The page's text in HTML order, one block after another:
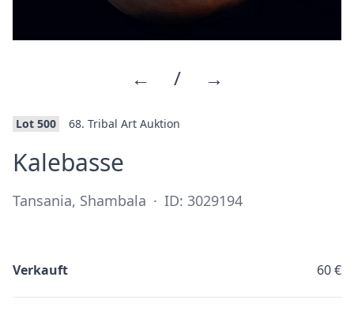
← / →
Lot 500 68. Tribal Art Auktion
Kalebasse
Tansania, Shambala · ID: 3029194
Verkauft 60 €